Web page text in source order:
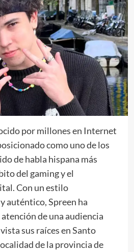
por millones en Internet
como uno de los
de habla hispana más
del gaming y el
Con un estilo
auténtico, Spreen ha
de una audiencia
sus raíces en Santo
de la provincia de